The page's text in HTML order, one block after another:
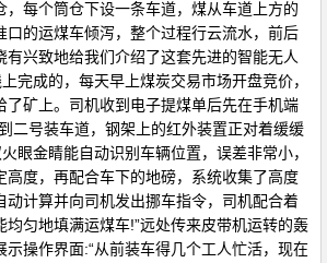
，每个筒仓下设一条车道，煤从车道上方的
口的运煤车倾泻，整个过程行云流水，前后
有兴致地给我们介绍了这套先进的智能无人
完成的，每天早上煤炭交易市场开盘竞价，
了矿上。司机收到电子提煤单后先在手机端
二号装车道，钢架上的红外装置正对着缓缓
眼金睛能自动识别车辆位置，误差非常小，
高度，再配合车下的地磅，系统收集了高度
动计算并向司机发出挪车指令，司机配合着
均匀地填满运煤车!”远处传来皮带机运转的轰
示操作界面:“从前装车得几个工人忙活，现在